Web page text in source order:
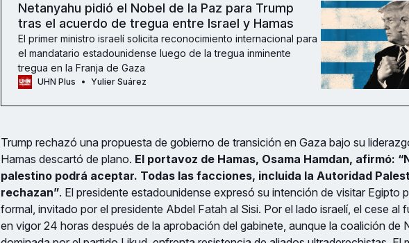
Netanyahu pidió el Nobel de la Paz para Trump
tras el acuerdo de tregua entre Israel y Hamas
El primer ministro israelí solicita reconocimiento internacional para
el mandatario estadounidense luego de la tregua inminente
tregua en la Franja de Gaza
UHN Plus Yulier Suárez
Trump rechazó una propuesta de gobierno de transición en Gaza bajo su
Hamas descartó de plano. El portavoz de Hamas, Osama Hamdan, afirmó:
palestino podrá aceptar. Todas las facciones, incluida la Autoridad
rechazan”. El presidente estadounidense expresó su intención de visitar Egipto
formal, invitado por el presidente Abdel Fatah al Sisi. Por el lado israelí, el cese al
en vigor 24 horas después de la aprobación del gabinete, aunque la coalición de